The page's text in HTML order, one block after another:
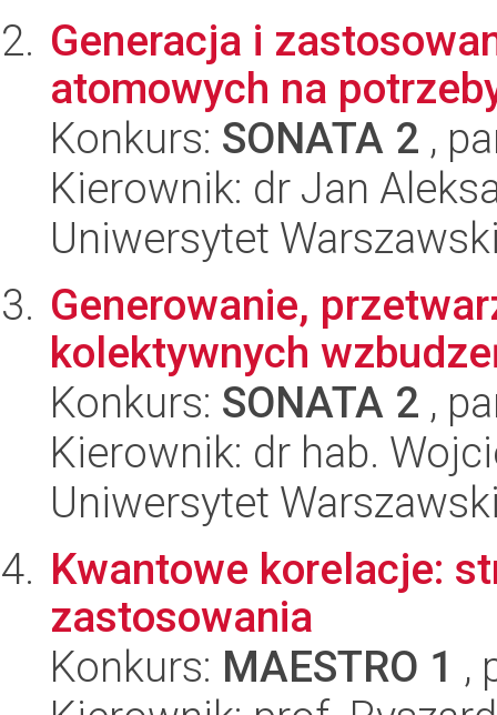
Generacja i
atomowych na
Konkurs: SONATA 2 ,
Kierownik: dr Jan
Uniwersytet
Generowanie,
kolektywnych
Konkurs: SONATA 2 ,
Kierownik: dr hab.
Uniwersytet
Kwantowe korelacje:
zastosowania
Konkurs: MAESTRO 1 ,